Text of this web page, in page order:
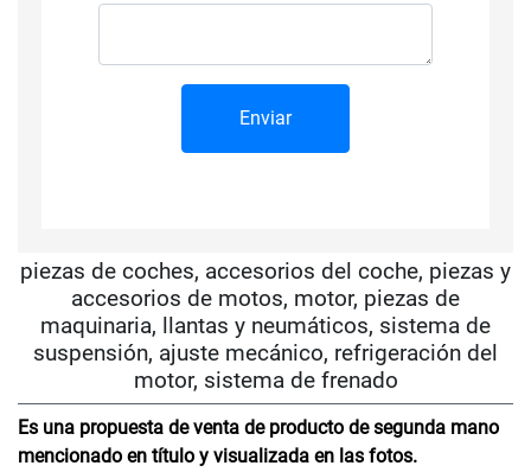
piezas de coches, accesorios del coche, piezas y
accesorios de motos, motor, piezas de
maquinaria, llantas y neumáticos, sistema de
suspensión, ajuste mecánico, refrigeración del
motor, sistema de frenado
Es una propuesta de venta de producto de segunda mano
mencionado en título y visualizada en las fotos.